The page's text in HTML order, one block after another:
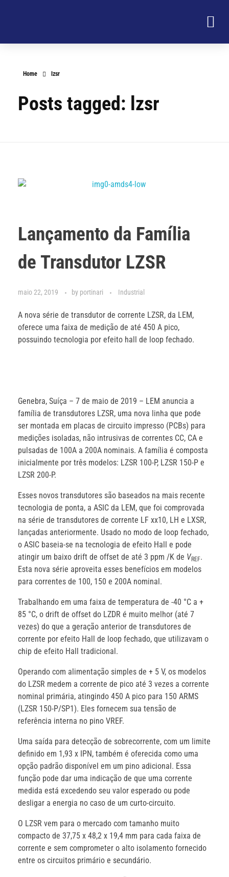
Home lzsr
Posts tagged: lzsr
Lançamento da Família
de Transdutor LZSR
maio 22, 2019 by portinari Industrial
A nova série de transdutor de corrente LZSR, da LEM,
oferece uma faixa de medição de até 450 A pico,
possuindo tecnologia por efeito hall de loop fechado.
Genebra, Suíça – 7 de maio de 2019 – LEM anuncia a
família de transdutores LZSR, uma nova linha que pode
ser montada em placas de circuito impresso (PCBs) para
medições isoladas, não intrusivas de correntes CC, CA e
pulsadas de 100A a 200A nominais. A família é composta
inicialmente por três modelos: LZSR 100-P, LZSR 150-P e
LZSR 200-P.
Esses novos transdutores são baseados na mais recente
tecnologia de ponta, a ASIC da LEM, que foi comprovada
na série de transdutores de corrente LF xx10, LH e LXSR,
lançadas anteriormente. Usado no modo de loop fechado,
o ASIC baseia-se na tecnologia de efeito Hall e pode
atingir um baixo drift de offset de até 3 ppm /K de VREF.
Esta nova série aproveita esses benefícios em modelos
para correntes de 100, 150 e 200A nominal.
Trabalhando em uma faixa de temperatura de -40 °C a +
85 °C, o drift de offset do LZDR é muito melhor (até 7
vezes) do que a geração anterior de transdutores de
corrente por efeito Hall de loop fechado, que utilizavam o
chip de efeito Hall tradicional.
Operando com alimentação simples de + 5 V, os modelos
do LZSR medem a corrente de pico até 3 vezes a corrente
nominal primária, atingindo 450 A pico para 150 ARMS
(LZSR 150-P/SP1). Eles fornecem sua tensão de
referência interna no pino VREF.
Uma saída para detecção de sobrecorrente, com um limite
definido em 1,93 x IPN, também é oferecida como uma
opção padrão disponível em um pino adicional. Essa
função pode dar uma indicação de que uma corrente
medida está excedendo seu valor esperado ou pode
desligar a energia no caso de um curto-circuito.
O LZSR vem para o mercado com tamanho muito
compacto de 37,75 x 48,2 x 19,4 mm para cada faixa de
corrente e sem comprometer o alto isolamento fornecido
entre os circuitos primário e secundário.